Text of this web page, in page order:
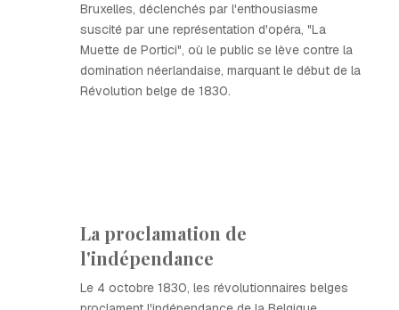
Bruxelles, déclenchés par l'enthousiasme
suscité par une représentation d'opéra, "La
Muette de Portici", où le public se lève contre la
domination néerlandaise, marquant le début de la
Révolution belge de 1830.
La proclamation de
l'indépendance
Le 4 octobre 1830, les révolutionnaires belges